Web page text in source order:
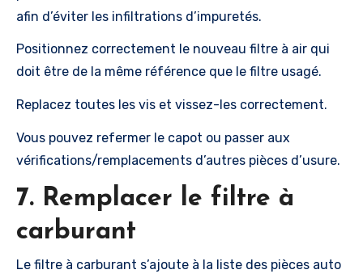
afin d’éviter les infiltrations d’impuretés.
Positionnez correctement le nouveau filtre à air qui
doit être de la même référence que le filtre usagé.
Replacez toutes les vis et vissez-les correctement.
Vous pouvez refermer le capot ou passer aux
vérifications/remplacements d’autres pièces d’usure.
7. Remplacer le filtre à
carburant
Le filtre à carburant s’ajoute à la liste des pièces auto